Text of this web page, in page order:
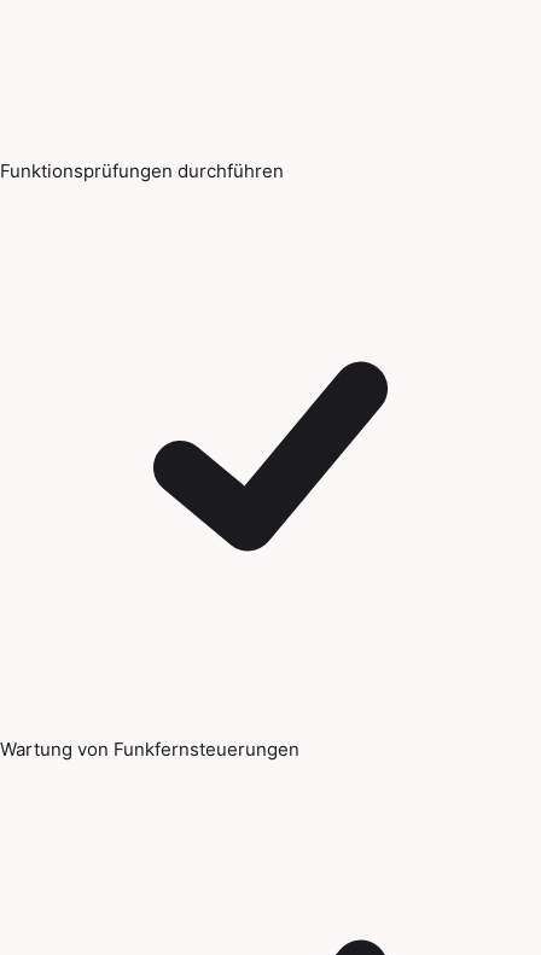
Funktionsprüfungen durchführen
Wartung von Funkfernsteuerungen